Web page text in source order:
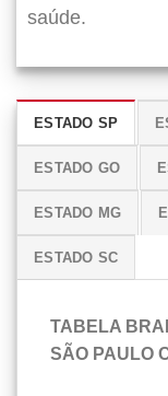
saúde.
ESTADO SP
ESTADO GO
ESTADO MG
ESTADO SC
TABELA
SÃO PAULO